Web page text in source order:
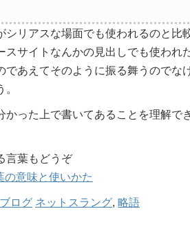
シリアスな場面でも使われるのと比
スサイトなんかの見出しでも使われ
であえてそのように振る舞うのでな
かった上で書いてあることを理解で
言葉もどうぞ
の意味と使いかた
ログ ネットスラング, 略語